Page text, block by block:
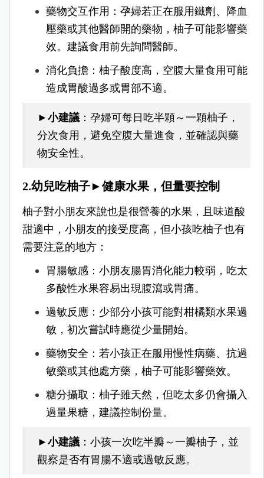
藥物交互作用：孕婦若正在服用鐵劑、降血
壓藥或其他醫師開的藥物，柚子可能影響藥
效。建議食用前先詢問醫師。
消化負擔：柚子酸度高，空腹大量食用可能
造成胃酸過多或胃部不適。
►小建議：孕婦可每日吃半顆～一顆柚子，
分次食用，避免空腹大量進食，並確認與藥
物安全性。
2.幼兒吃柚子►健康水果，但量要控制
柚子對小朋友來說也是很營養的水果，且味道酸
甜適中，小朋友的接受度高，但小孩吃柚子也有
需要注意的地方：
胃腸敏感：小朋友腸胃消化能力較弱，吃太
多酸性水果容易出現腹瀉或胃痛。
過敏反應：少部分小孩可能對柑橘類水果過
敏，初次嘗試時應從少量開始。
藥物安全：若小孩正在服用慢性病藥、抗過
敏藥或其他處方藥，柚子可能影響藥效。
糖分攝取：柚子雖天然，但吃太多仍會攝入
過量果糖，建議控制份量。
► 小建議：小孩一次吃半瓣～一瓣柚子，並
觀察是否有胃腸不適或過敏反應。